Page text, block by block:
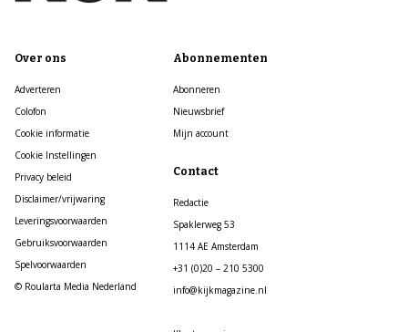
Over ons
Adverteren
Colofon
Cookie informatie
Cookie Instellingen
Privacy beleid
Disclaimer/vrijwaring
Leveringsvoorwaarden
Gebruiksvoorwaarden
Spelvoorwaarden
© Roularta Media Nederland
Abonnementen
Abonneren
Nieuwsbrief
Mijn account
Contact
Redactie
Spaklerweg 53
1114 AE Amsterdam
+31 (0)20 – 210 5300
info@kijkmagazine.nl